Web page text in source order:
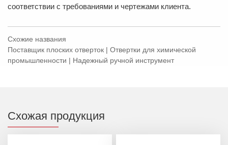
соответствии с требованиями и чертежами клиента.
Схожие названия
Поставщик плоских отверток | Отвертки для химической
промышленности | Надежный ручной инструмент
Схожая продукция